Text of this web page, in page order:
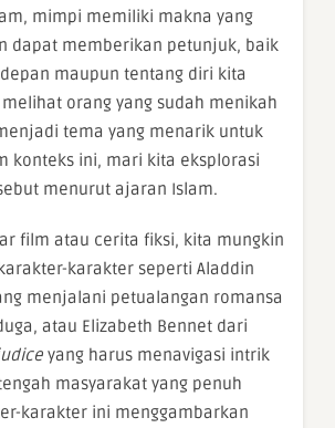
mimpi memiliki makna yang
dapat memberikan petunjuk, baik
maupun tentang diri kita
orang yang sudah menikah
tema yang menarik untuk
konteks ini, mari kita eksplorasi
menurut ajaran Islam.
film atau cerita fiksi, kita mungkin
karakter seperti Aladdin
menjalani petualangan romansa
atau Elizabeth Bennet dari
yang harus menavigasi intrik
masyarakat yang penuh
karakter ini menggambarkan